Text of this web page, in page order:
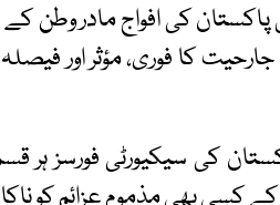
کی افواج مادر وطن کے
کا فوری، مؤثر اور
کی سیکیورٹی فورسز
کسی بھی مذموم عزائم کو